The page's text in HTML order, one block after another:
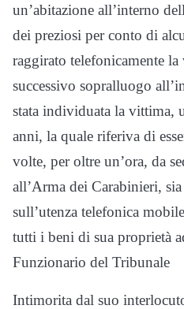
un’abitazione all’interno
dei preziosi per conto di
raggirato telefonicamente
successivo sopralluogo
stata individuata la vittima,
anni, la quale riferiva di
volte, per oltre un’ora, da
all’Arma dei Carabinieri, sia
sull’utenza telefonica
tutti i beni di sua proprietà
Funzionario del Tribunale
Intimorita dal suo